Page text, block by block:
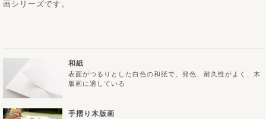
手摺り木版画
和紙
表面がつるりとした白色の和紙で、発色、耐久性がよく、木
版画に適している
画シリーズです。